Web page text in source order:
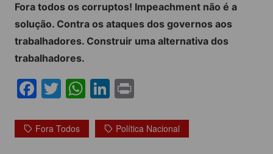
Fora todos os corruptos! Impeachment não é a
solução. Contra os ataques dos governos aos
trabalhadores. Construir uma alternativa dos
trabalhadores.
F
c
T
itt
W
at
Li
k
Pr
t
Fora Todos Política Nacional